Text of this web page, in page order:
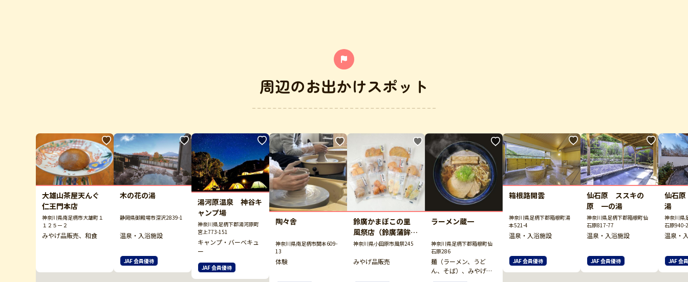
周辺のお出かけスポット
大雄山茶屋天んぐ
仁王門本店
神奈川県南足柄市大雄町１
１２５ー２
みやげ品販売、和食
木の花の湯
静岡県御殿場市深沢2839-1
温泉・入浴施設
JAF 会員優待
湯河原温泉 神谷キ
ャンプ場
神奈川県足柄下郡湯河原町
宮上773-151
キャンプ・バーベキュ
ー
JAF 会員優待
陶々舎
神奈川県南足柄市関本609-
13
体験
鈴廣かまぼこの里
風祭店（鈴廣蒲鉾本
店／鈴なり市場）
神奈川県小田原市風祭245
みやげ品販売
ラーメン蔵一
神奈川県足柄下郡箱根町仙
石原286
麺（ラーメン、うど
ん、そば）、みやげ品
箱根路開雲
神奈川県足柄下郡箱根町湯
本521-4
温泉・入浴施設
JAF 会員優待
仙石原 ススキの
原 一の湯
神奈川県足柄下郡箱根町仙
石原817-77
温泉・入浴施設
JAF 会員優待
仙石
湯
神奈川県
石原940-2
温泉・
JAF 会